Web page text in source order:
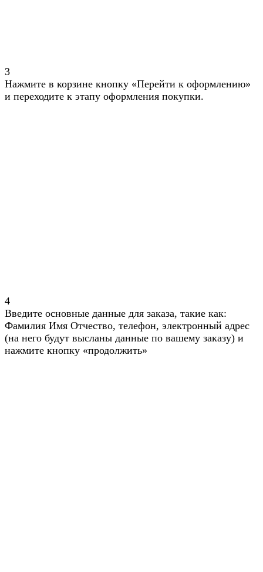
3
Нажмите в корзине кнопку «Перейти к оформлению»
и переходите к этапу оформления покупки.
4
Введите основные данные для заказа, такие как:
Фамилия Имя Отчество, телефон, электронный адрес
(на него будут высланы данные по вашему заказу) и
нажмите кнопку «продолжить»